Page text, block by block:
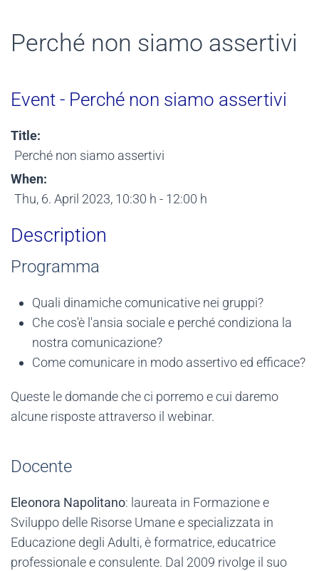
Perché non siamo assertivi
Event - Perché non siamo assertivi
Title:
Perché non siamo assertivi
When:
Thu, 6. April 2023, 10:30 h - 12:00 h
Description
Programma
Quali dinamiche comunicative nei gruppi?
Che cos'è l'ansia sociale e perché condiziona la
nostra comunicazione?
Come comunicare in modo assertivo ed efficace?
Queste le domande che ci porremo e cui daremo
alcune risposte attraverso il webinar.
Docente
Eleonora Napolitano: laureata in Formazione e
Sviluppo delle Risorse Umane e specializzata in
Educazione degli Adulti, è formatrice, educatrice
professionale e consulente. Dal 2009 rivolge il suo